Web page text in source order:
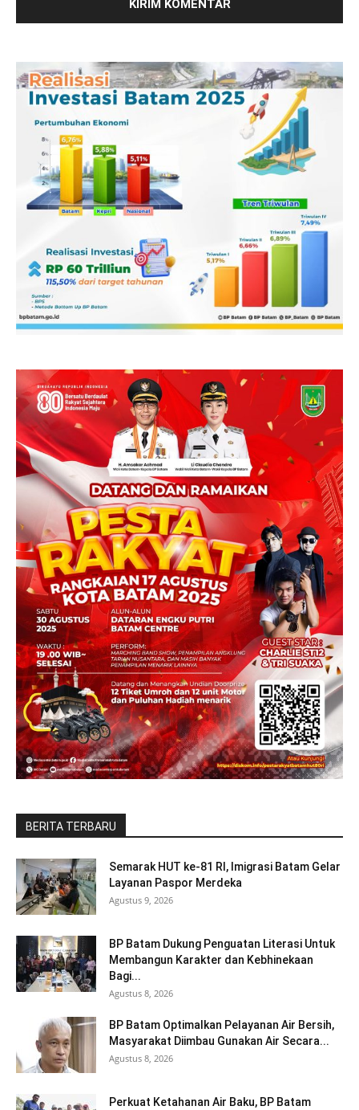
BERITA TERBARU
Semarak HUT ke-81 RI, Imigrasi Batam Gelar
Layanan Paspor Merdeka
Agustus 9, 2026
BP Batam Dukung Penguatan Literasi Untuk
Membangun Karakter dan Kebhinekaan
Bagi...
Agustus 8, 2026
BP Batam Optimalkan Pelayanan Air Bersih,
Masyarakat Diimbau Gunakan Air Secara...
Agustus 8, 2026
Perkuat Ketahanan Air Baku, BP Batam